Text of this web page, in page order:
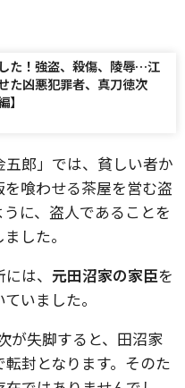
た！強盗、殺傷、陵辱…江
た凶悪犯罪者、真刀徳次
五郎」では、貧しい者か
喰わせる茶屋を営む盗
に、盗人であることを
した。
は、 元田沼家の家臣を
いました。
が失脚すると、田沼家
封となります。そのた